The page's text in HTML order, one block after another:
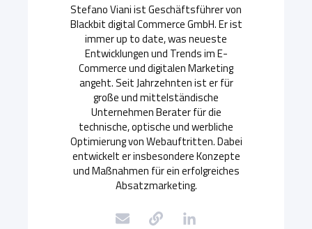
Stefano Viani ist Geschäftsführer von
Blackbit digital Commerce GmbH. Er ist
immer up to date, was neueste
Entwicklungen und Trends im E-
Commerce und digitalen Marketing
angeht. Seit Jahrzehnten ist er für
große und mittelständische
Unternehmen Berater für die
technische, optische und werbliche
Optimierung von Webauftritten. Dabei
entwickelt er insbesondere Konzepte
und Maßnahmen für ein erfolgreiches
Absatzmarketing.